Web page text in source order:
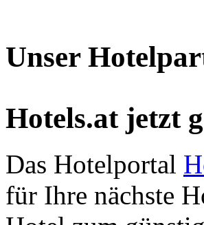
Unser
Hotels.at jetzt
Das Hotelportal
für Ihre nächste